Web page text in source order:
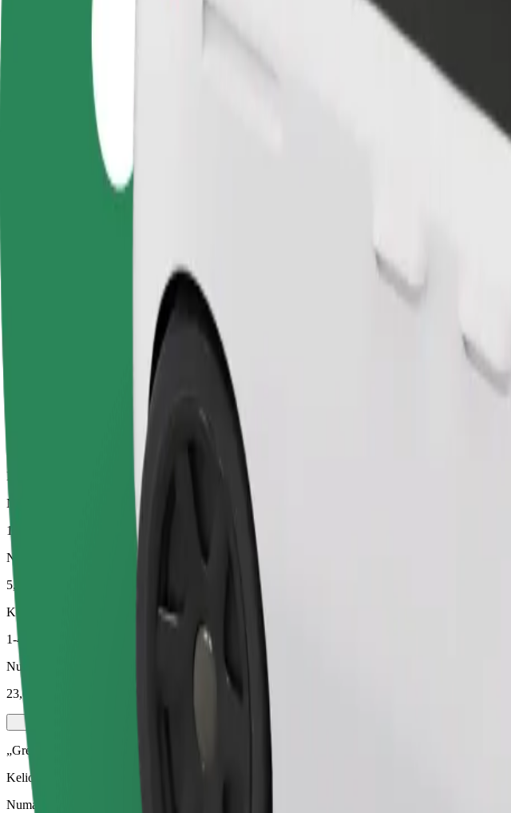
Ieškote patogiausio būdo nukeliauti iš Auchan Produkcyjna į Kolejowa/Dworzec PKP?
Auchan Produkcyjna
Kolejowa/Dworzec PKP
Patogumas ir komfortas pasiekiami vos keliais spustelėjimais!
Patikimos kelionės įprastais vidutinio dydžio automobiliais
Didesni automobiliai, kuriuose daugiau erdvės kojoms ir lagaminams
Numatoma kelionės trukmė
10 min.
Numatomas atstumas
5,2 km
Keleiviai
1-4
Numatoma kaina
23,00 PLN
„Green“
Kelionės hibridinėmis ir elektra varomomis transporto priemonėmis
Numatoma kelionės trukmė